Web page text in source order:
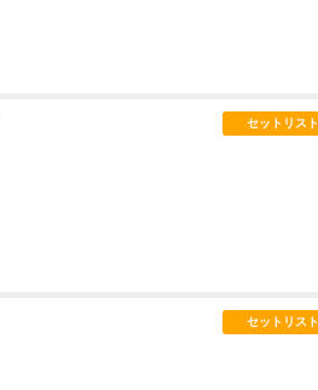
セットリスト
セットリスト